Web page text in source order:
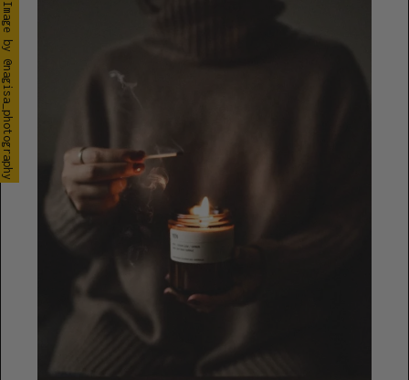
Image by @nagisa_photography